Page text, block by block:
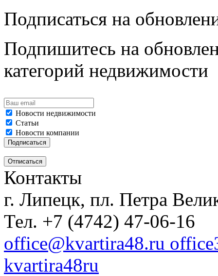
Подписаться на
Подпишитесь на
категорий недвижимости
Новости недвижимости
Статьи
Новости компании
Контакты
г. Липецк, пл. Петра
Тел. +7 (4742) 47-06-16
office@kvartira48.ru
kvartira48ru